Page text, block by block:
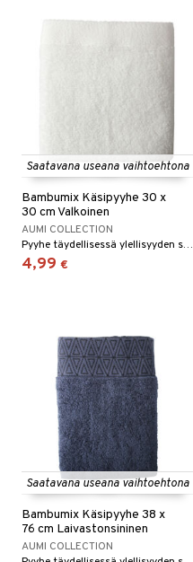
Saatavana useana vaihtoehtona
Bambumix Käsipyyhe 30 x
30 cm Valkoinen
AUMI COLLECTION
Pyyhe täydellisessä ylellisyyden sekoituksessa.
4,99 €
Saatavana useana vaihtoehtona
Bambumix Käsipyyhe 38 x
76 cm Laivastonsininen
AUMI COLLECTION